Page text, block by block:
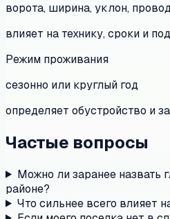
ворота, ширина, уклон,
влияет на технику, сроки и
Режим проживания
сезонно или круглый год
определяет обустройство и
Частые вопросы
Можно ли заранее назвать
районе?
Что сильнее всего влияет